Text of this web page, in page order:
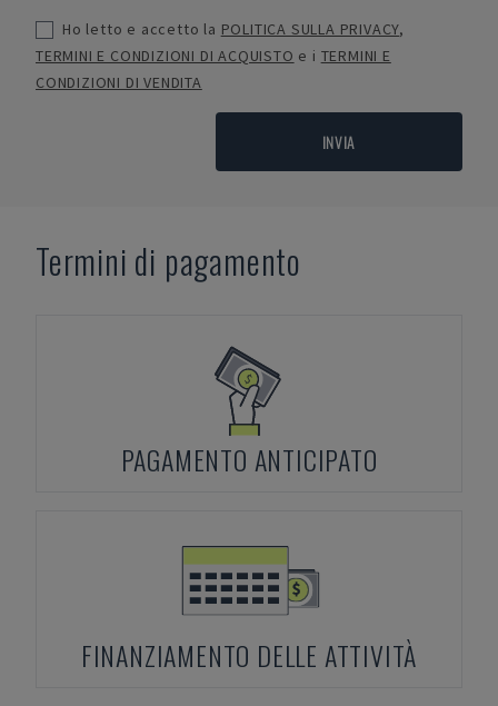
Ho letto e accetto la POLITICA SULLA PRIVACY,
TERMINI E CONDIZIONI DI ACQUISTO e i TERMINI E
CONDIZIONI DI VENDITA
INVIA
Termini di pagamento
PAGAMENTO ANTICIPATO
FINANZIAMENTO DELLE ATTIVITÀ